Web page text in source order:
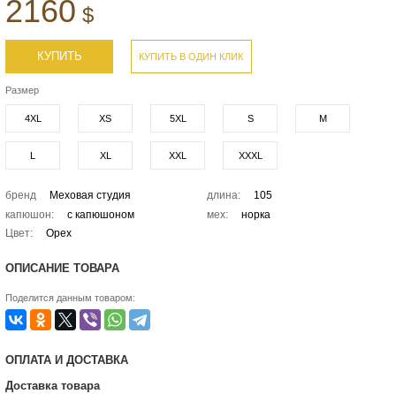
2160 $
КУПИТЬ КУПИТЬ В ОДИН КЛИК
Размер
4XL XS 5XL S M
XL XXL XXXL
бренд Меховая студия длина:
105
капюшон:
с капюшоном мех:
норка
Цвет:
Орех
ОПИСАНИЕ ТОВАРА
Поделится данным товаром:
ОПЛАТА И ДОСТАВКА
Доставка товара